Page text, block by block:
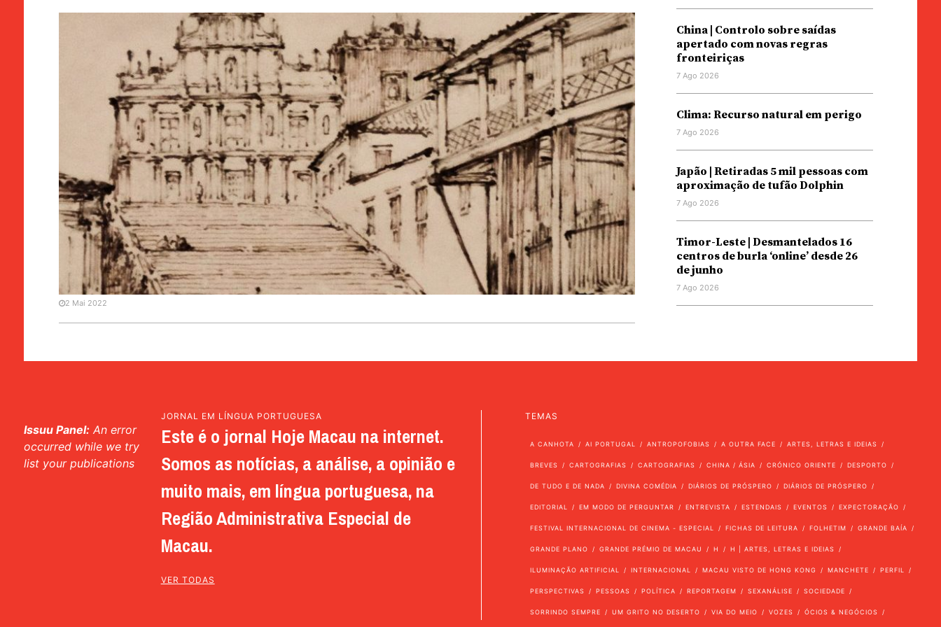
EVENTOS
“Oriente Místico de Chaos Balós”, um livro que explora os
primórdios das relações sino-lusófonas
2 Mai 2022
China | Controlo sobre saídas
apertado com novas regras
fronteiriças
7 Ago 2026
Clima: Recurso natural em perigo
7 Ago 2026
Japão | Retiradas 5 mil pessoas com
aproximação de tufão Dolphin
7 Ago 2026
Timor-Leste | Desmantelados 16
centros de burla ‘online’ desde 26
de junho
7 Ago 2026
Issuu Panel: An error
occurred while we try
list your publications
JORNAL EM LÍNGUA PORTUGUESA
Este é o jornal Hoje Macau na internet.
Somos as notícias, a análise, a opinião e
muito mais, em língua portuguesa, na
Região Administrativa Especial de
Macau.
VER TODAS
TEMAS
A CANHOTA AI PORTUGAL ANTROPOFOBIAS A OUTRA FACE ARTES, LETRAS E IDEIAS
BREVES CARTOGRAFIAS CARTOGRAFIAS CHINA / ÁSIA CRÓNICO ORIENTE DESPORTO
DE TUDO E DE NADA DIVINA COMÉDIA DIÁRIOS DE PRÓSPERO DIÁRIOS DE PRÓSPERO
EDITORIAL EM MODO DE PERGUNTAR ENTREVISTA ESTENDAIS EVENTOS EXPECTORAÇÃO
FESTIVAL INTERNACIONAL DE CINEMA - ESPECIAL FICHAS DE LEITURA FOLHETIM GRANDE BAÍA
GRANDE PLANO GRANDE PRÉMIO DE MACAU H H | ARTES, LETRAS E IDEIAS
ILUMINAÇÃO ARTIFICIAL INTERNACIONAL MACAU VISTO DE HONG KONG MANCHETE PERFIL
PERSPECTIVAS PESSOAS POLÍTICA REPORTAGEM SEXANÁLISE SOCIEDADE
SORRINDO SEMPRE UM GRITO NO DESERTO VIA DO MEIO VOZES ÓCIOS & NEGÓCIOS